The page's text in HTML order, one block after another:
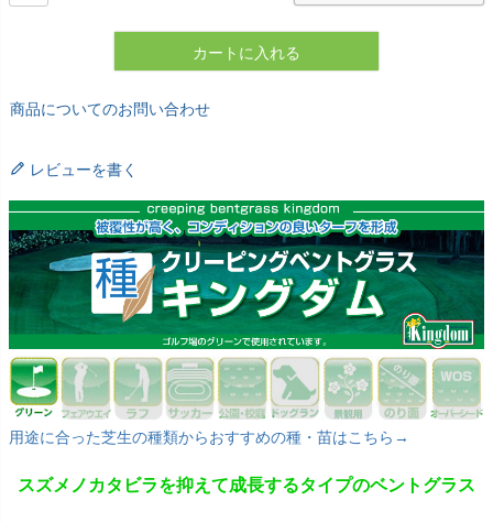
カートに入れる
商品についてのお問い合わせ
レビューを書く
用途に合った芝生の種類からおすすめの種・苗はこちら→
スズメノカタビラを抑えて成長するタイプのベントグラス